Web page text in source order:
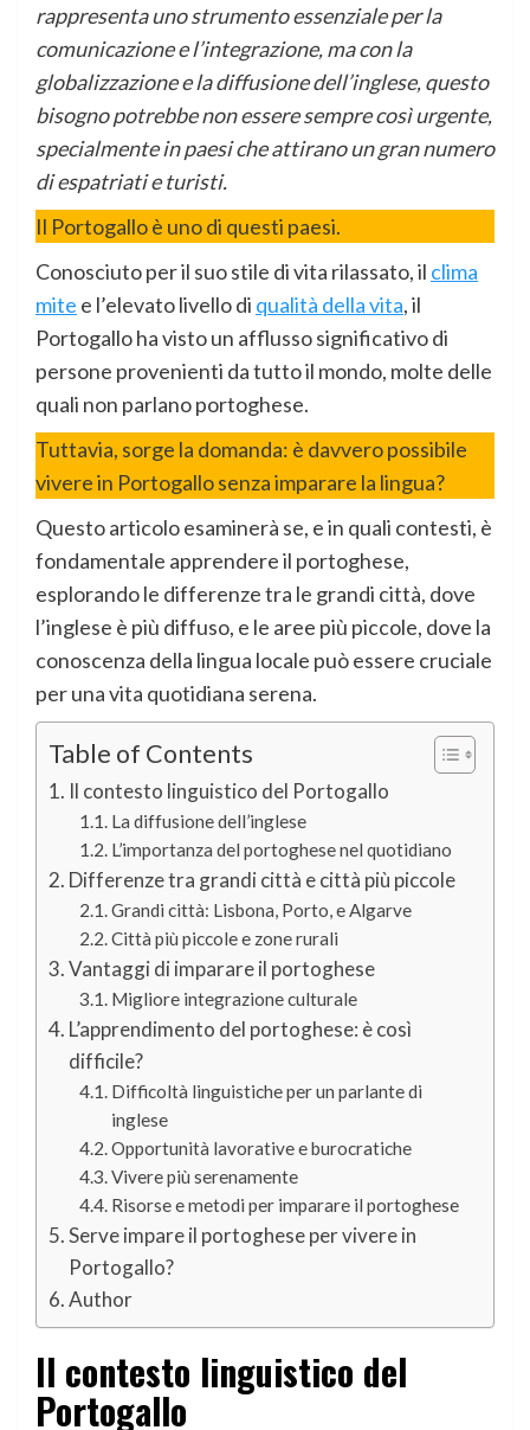
rappresenta uno strumento essenziale per la
comunicazione e l’integrazione, ma con la
globalizzazione e la diffusione dell’inglese, questo
bisogno potrebbe non essere sempre così urgente,
specialmente in paesi che attirano un gran numero
di espatriati e turisti.
Il Portogallo è uno di questi paesi.
Conosciuto per il suo stile di vita rilassato, il clima
mite e l’elevato livello di qualità della vita, il
Portogallo ha visto un afflusso significativo di
persone provenienti da tutto il mondo, molte delle
quali non parlano portoghese.
Tuttavia, sorge la domanda: è davvero possibile
vivere in Portogallo senza imparare la lingua?
Questo articolo esaminerà se, e in quali contesti, è
fondamentale apprendere il portoghese,
esplorando le differenze tra le grandi città, dove
l’inglese è più diffuso, e le aree più piccole, dove la
conoscenza della lingua locale può essere cruciale
per una vita quotidiana serena.
Table of Contents
Il contesto linguistico del Portogallo
La diffusione dell’inglese
L’importanza del portoghese nel quotidiano
Differenze tra grandi città e città più piccole
Grandi città: Lisbona, Porto, e Algarve
Città più piccole e zone rurali
Vantaggi di imparare il portoghese
Migliore integrazione culturale
L’apprendimento del portoghese: è così
difficile?
Difficoltà linguistiche per un parlante di
inglese
Opportunità lavorative e burocratiche
Vivere più serenamente
Risorse e metodi per imparare il portoghese
Serve impare il portoghese per vivere in
Portogallo?
Author
Il contesto linguistico del
Portogallo